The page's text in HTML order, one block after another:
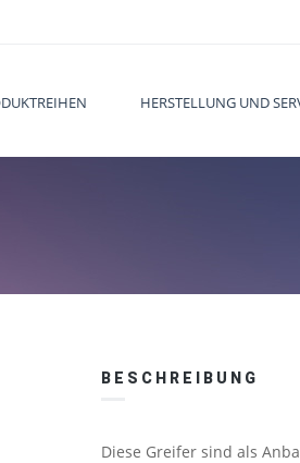
HERSTELLUNG UND
BESCHREIBUNG
Diese Greifer sind als